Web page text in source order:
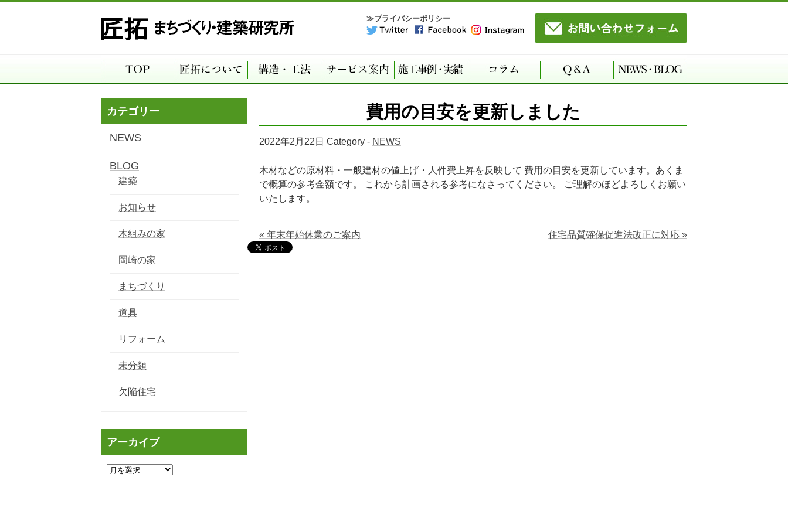
≫プライバシーポリシー
費用の目安を更新しました
2022年2月22日 Category - NEWS
木材などの原材料・一般建材の値上げ・人件費上昇を反映して 費用の目安を更新しています。あくま
で概算の参考金額です。 これから計画される参考になさってください。 ご理解のほどよろしくお願い
いたします。
« 年末年始休業のご案内 住宅品質確保促進法改正に対応 »
カテゴリー
NEWS
BLOG
建築
お知らせ
木組みの家
岡崎の家
まちづくり
道具
リフォーム
未分類
欠陥住宅
アーカイブ